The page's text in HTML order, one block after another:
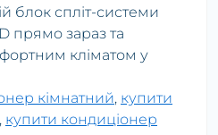
блок спліт-системи
прямо зараз та
кліматом у
кімнатний, купити
, купити кондиціонер